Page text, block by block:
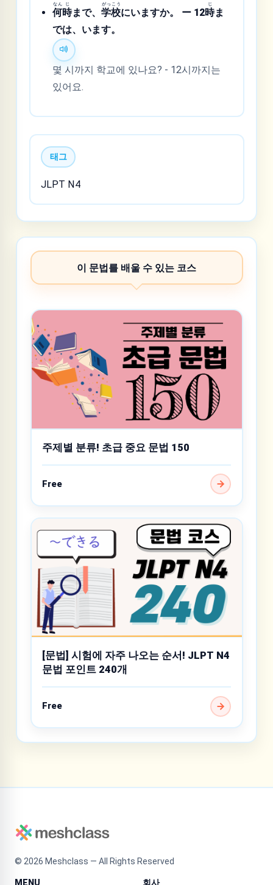
何
なん
時
じ
まで、学
がっ
校
こう
にいますか。 ー 12時
じ
ま
では、います。
몇 시까지 학교에 있나요? - 12시까지는
있어요.
태그
JLPT N4
이 문법를 배울 수 있는 코스
주제별 분류! 초급 중요 문법 150
Free
[문법] 시험에 자주 나오는 순서! JLPT N4
문법 포인트 240개
Free
© 2026 Meshclass — All Rights Reserved
MENU 회사